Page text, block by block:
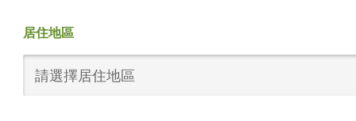
居住地區
請選擇居住地區